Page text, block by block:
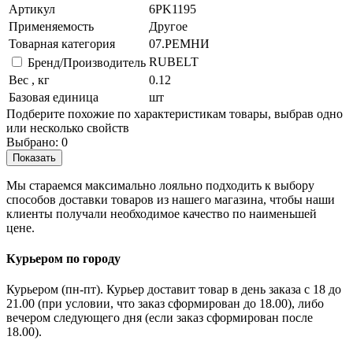
Артикул
6PK1195
Применяемость
Другое
Товарная категория
07.РЕМНИ
Бренд/Производитель RUBELT
Вес , кг
0.12
Базовая единица
шт
Подберите похожие по характеристикам товары, выбрав одно
или несколько свойств
Выбрано: 0
Показать
Мы стараемся максимально лояльно подходить к выбору
способов доставки товаров из нашего магазина, чтобы наши
клиенты получали необходимое качество по наименьшей
цене.
Курьером по городу
Курьером (пн-пт). Курьер доставит товар в день заказа с 18 до
21.00 (при условии, что заказ сформирован до 18.00), либо
вечером следующего дня (если заказ сформирован после
18.00).